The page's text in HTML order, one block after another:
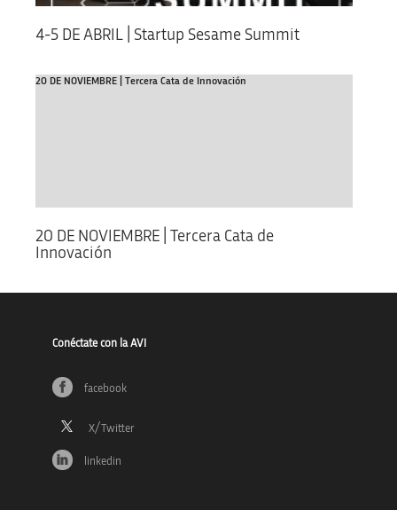
4-5 DE ABRIL | Startup Sesame Summit
20 DE NOVIEMBRE | Tercera Cata de Innovación
20 DE NOVIEMBRE | Tercera Cata de
Innovación
Conéctate con la AVI
facebook
linkedin